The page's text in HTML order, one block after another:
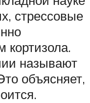
стрессовые
называют
объясняет,